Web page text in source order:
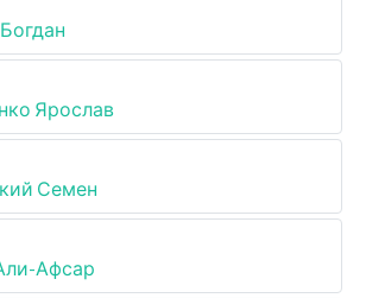
Ярослав
Семен
Афсар